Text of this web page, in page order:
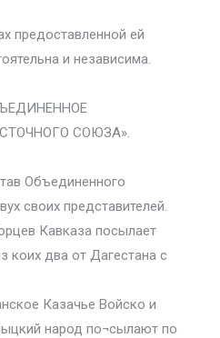
предоставленной ей
и независима.
СОЮЗА».
Объединенного
своих представителей.
Кавказа посылает
коих два от Дагестана с
Казачье Войско и
народ по¬сылают по